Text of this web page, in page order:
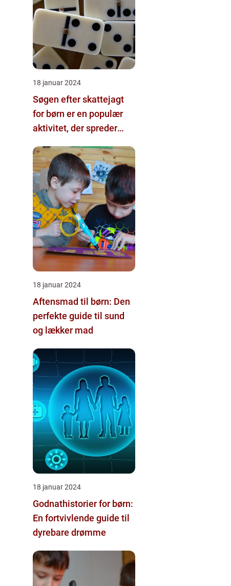
18 januar 2024
Søgen efter skattejagt
for børn er en populær
aktivitet, der spreder
blandt de unge
18 januar 2024
Aftensmad til børn: Den
perfekte guide til sund
og lækker mad
18 januar 2024
Godnathistorier for børn:
En fortvivlende guide til
dyrebare drømme